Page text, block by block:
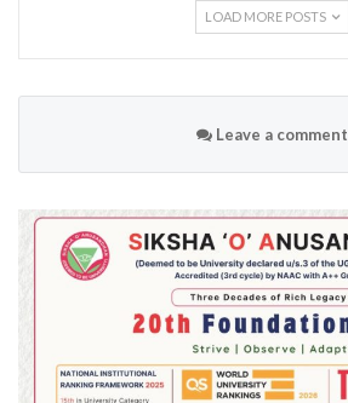
LOAD MORE POSTS
Leave a comment